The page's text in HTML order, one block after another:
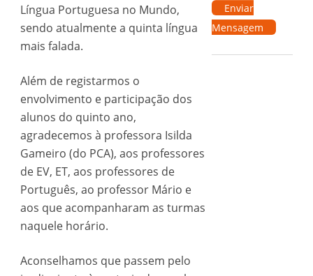
Língua Portuguesa no Mundo,
sendo atualmente a quinta língua
mais falada.
Além de registarmos o
envolvimento e participação dos
alunos do quinto ano,
agradecemos à professora Isilda
Gameiro (do PCA), aos professores
de EV, ET, aos professores de
Português, ao professor Mário e
aos que acompanharam as turmas
naquele horário.
Aconselhamos que passem pelo
Enviar
Mensagem